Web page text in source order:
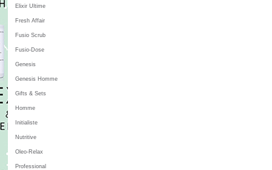
Elixir Ultime
Fresh Affair
Fusio Scrub
Fusio-Dose
Genesis
Genesis Homme
Gifts & Sets
Homme
Initialiste
Nutritive
Oleo-Relax
Professional